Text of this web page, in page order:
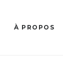
À PROPOS